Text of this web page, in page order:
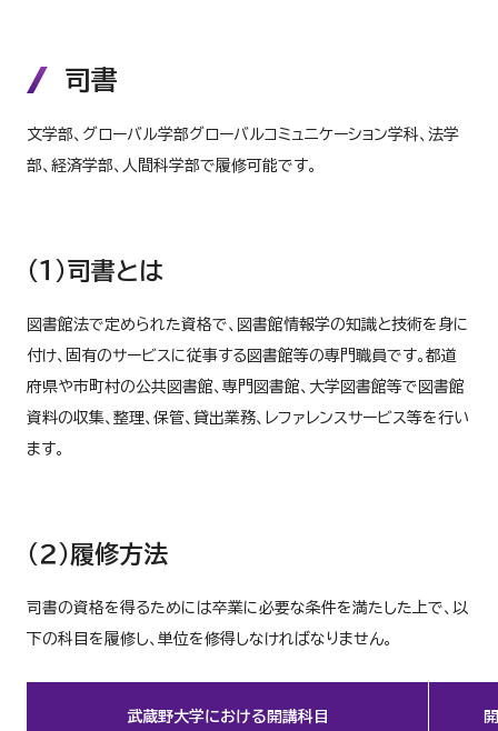
司書
文学部、グローバル学部グローバルコミュニケーション学科、法学
部、経済学部、人間科学部で履修可能です。
（１）司書とは
図書館法で定められた資格で、図書館情報学の知識と技術を身に
付け、固有のサービスに従事する図書館等の専門職員です。都道
府県や市町村の公共図書館、専門図書館、大学図書館等で図書館
資料の収集、整理、保管、貸出業務、レファレンスサービス等を行い
ます。
（２）履修方法
司書の資格を得るためには卒業に必要な条件を満たした上で、以
下の科目を履修し、単位を修得しなければなりません。
武蔵野大学における開講科目